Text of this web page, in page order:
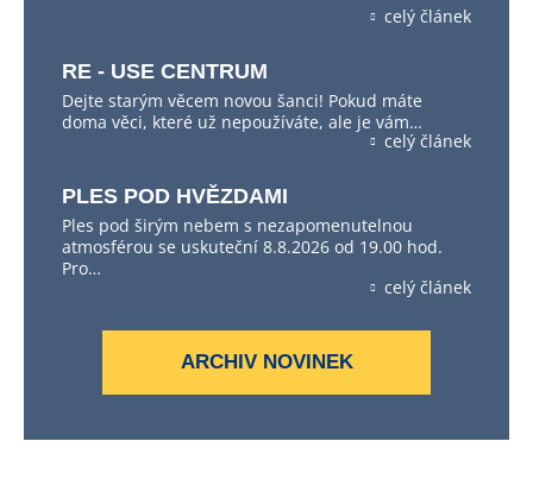
celý článek
RE - USE CENTRUM
Dejte starým věcem novou šanci! Pokud máte
doma věci, které už nepoužíváte, ale je vám…
celý článek
PLES POD HVĚZDAMI
Ples pod širým nebem s nezapomenutelnou
atmosférou se uskuteční 8.8.2026 od 19.00 hod.
Pro…
celý článek
ARCHIV NOVINEK